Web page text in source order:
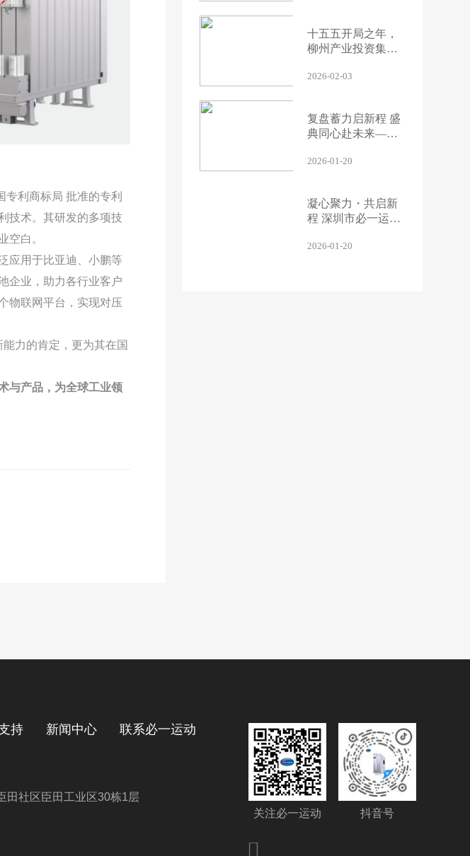
利商标局 批准的专利
技术。其研发的多项技
空白。
应用于比亚迪、小鹏等
企业，助力各行业客户
物联网平台，实现对压
力的肯定，更为其在国
与产品，为全球工业领
十五五开局之年，
柳州产业投资集团
科技、探讨高端化
2026-02-03
复盘蓄力启新程 盛
典同心赴未来——
举办2025年终总结
2026-01-20
凝心聚力・共启新
程 深圳市必一运动
会圆满举办
2026-01-20
持 新闻中心 联系必一运动
抖音号
关注必一运动
田社区臣田工业区30栋1层